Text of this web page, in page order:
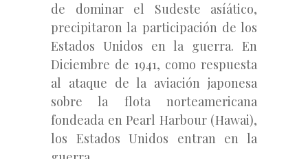
de dominar el Sudeste asíático,
precipitaron la participación de los
Estados Unidos en la guerra. En
Diciembre de 1941, como respuesta
al ataque de la aviación japonesa
sobre la flota norteamericana
fondeada en Pearl Harbour (Hawai),
los Estados Unidos entran en la